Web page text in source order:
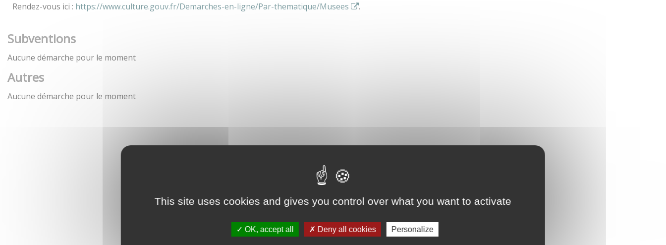
This site uses cookies and gives you control over what you want to activate
OK, accept all Deny all cookies Personalize
Rendez-vous ici : https://www.culture.gouv.fr/Demarches-en-ligne/Par-thematique/Musees .
Subventions
Aucune démarche pour le moment
Autres
Aucune démarche pour le moment